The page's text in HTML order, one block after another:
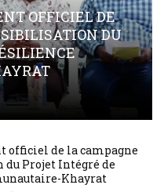
OFFICIEL DE
DU
de la campagne
Projet Intégré de
Khayrat